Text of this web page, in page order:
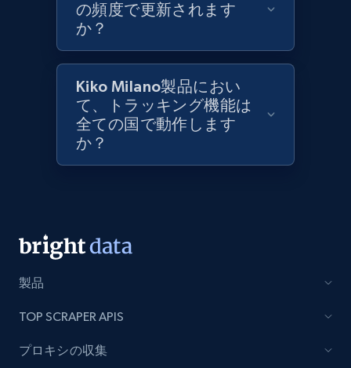
991+ 162+ 今すぐ始める
Lowes.com - Gather data on products using
specified keywords
URL, Domain, Marketplace pn, Sku, Other pn,
Model number, Gtin ean pn, Product name, and
URL, Domain, Marketplace pn, Sku, Other pn,
more.
の頻度で更新されます
か？
Kiko Milano製品におい
て、トラッキング機能は
全ての国で動作します
か？
製品
TOP SCRAPER APIS
プロキシの収集